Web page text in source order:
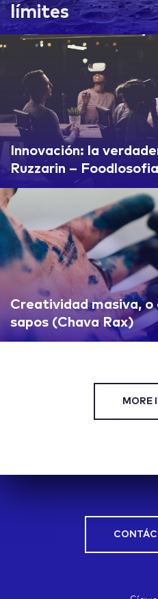
límites
Innovación: la
Ruzzarin –
Creatividad masiva,
sapos (Chava Rax)
MORE